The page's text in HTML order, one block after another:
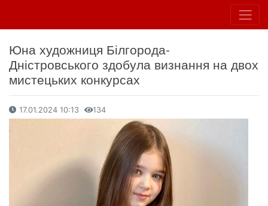
Юна художниця Білгорода-
Дністровського здобула визнання на двох
мистецьких конкурсах
17.01.2024 10:13 134